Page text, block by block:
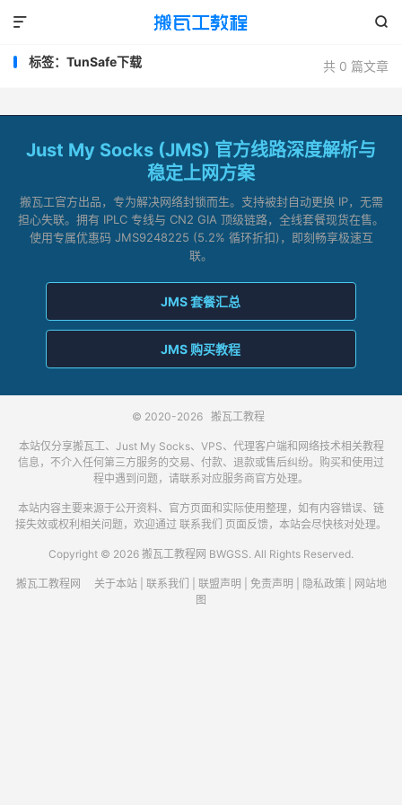


共 0 篇文章
标签：TunSafe下载
Just My Socks (JMS) 官方线路深度解析与
稳定上网方案
搬瓦工官方出品，专为解决网络封锁而生。支持被封自动更换 IP，无需
担心失联。拥有 IPLC 专线与 CN2 GIA 顶级链路，全线套餐现货在售。
使用专属优惠码 JMS9248225 (5.2% 循环折扣)，即刻畅享极速互
联。
JMS 套餐汇总
JMS 购买教程
© 2020-2026 搬瓦工教程
本站仅分享搬瓦工、Just My Socks、VPS、代理客户端和网络技术相关教程
信息，不介入任何第三方服务的交易、付款、退款或售后纠纷。购买和使用过
程中遇到问题，请联系对应服务商官方处理。
本站内容主要来源于公开资料、官方页面和实际使用整理，如有内容错误、链
接失效或权利相关问题，欢迎通过 联系我们 页面反馈，本站会尽快核对处理。
Copyright © 2026 搬瓦工教程网 BWGSS. All Rights Reserved.
搬瓦工教程网 关于本站| 联系我们 联盟声明 免责声明 隐私政策
网站地
图